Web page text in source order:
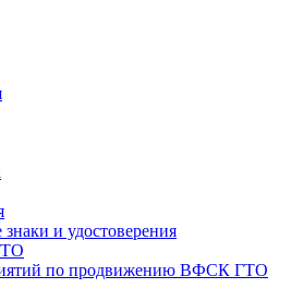
и удостоверения
по продвижению ВФСК ГТО